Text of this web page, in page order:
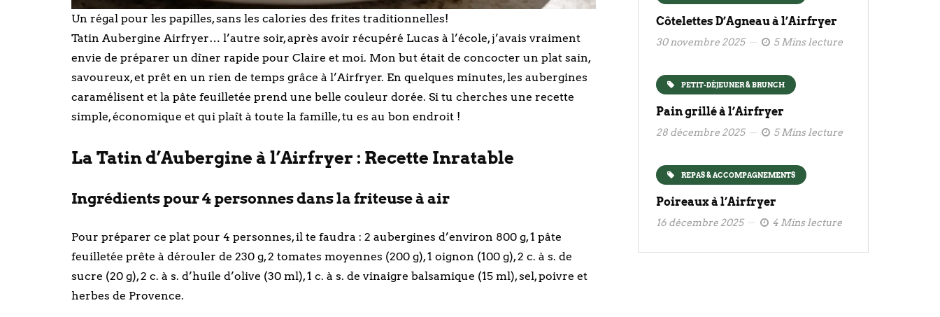
Un régal pour les papilles, sans les calories des frites traditionnelles!
Tatin Aubergine Airfryer… l’autre soir, après avoir récupéré Lucas à l’école, j’avais vraiment
envie de préparer un dîner rapide pour Claire et moi. Mon but était de concocter un plat sain,
savoureux, et prêt en un rien de temps grâce à l’Airfryer. En quelques minutes, les aubergines
caramélisent et la pâte feuilletée prend une belle couleur dorée. Si tu cherches une recette
simple, économique et qui plaît à toute la famille, tu es au bon endroit !
La Tatin d’Aubergine à l’Airfryer : Recette Inratable
Ingrédients pour 4 personnes dans la friteuse à air
Pour préparer ce plat pour 4 personnes, il te faudra : 2 aubergines d’environ 800 g, 1 pâte
feuilletée prête à dérouler de 230 g, 2 tomates moyennes (200 g), 1 oignon (100 g), 2 c. à s. de
sucre (20 g), 2 c. à s. d’huile d’olive (30 ml), 1 c. à s. de vinaigre balsamique (15 ml), sel, poivre et
herbes de Provence.
Côtelettes D’Agneau à l’Airfryer
30 novembre 2025 5 Mins lecture
PETIT-DÉJEUNER & BRUNCH
Pain grillé à l’Airfryer
28 décembre 2025 5 Mins lecture
REPAS & ACCOMPAGNEMENTS
Poireaux à l’Airfryer
16 décembre 2025 4 Mins lecture